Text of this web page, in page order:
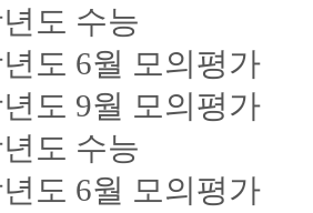
도 수능
도 6월 모의평가
도 9월 모의평가
도 수능
도 6월 모의평가